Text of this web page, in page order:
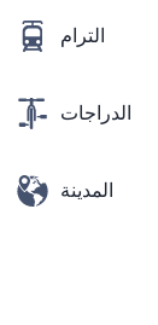
الترام
الدراجات
المدينة